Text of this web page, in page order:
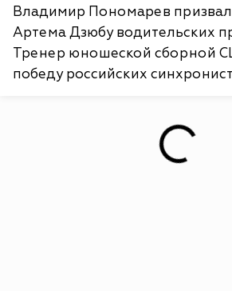
Владимир Пономарев
Артема Дзюбу водительских
Тренер юношеской сборной
победу российских